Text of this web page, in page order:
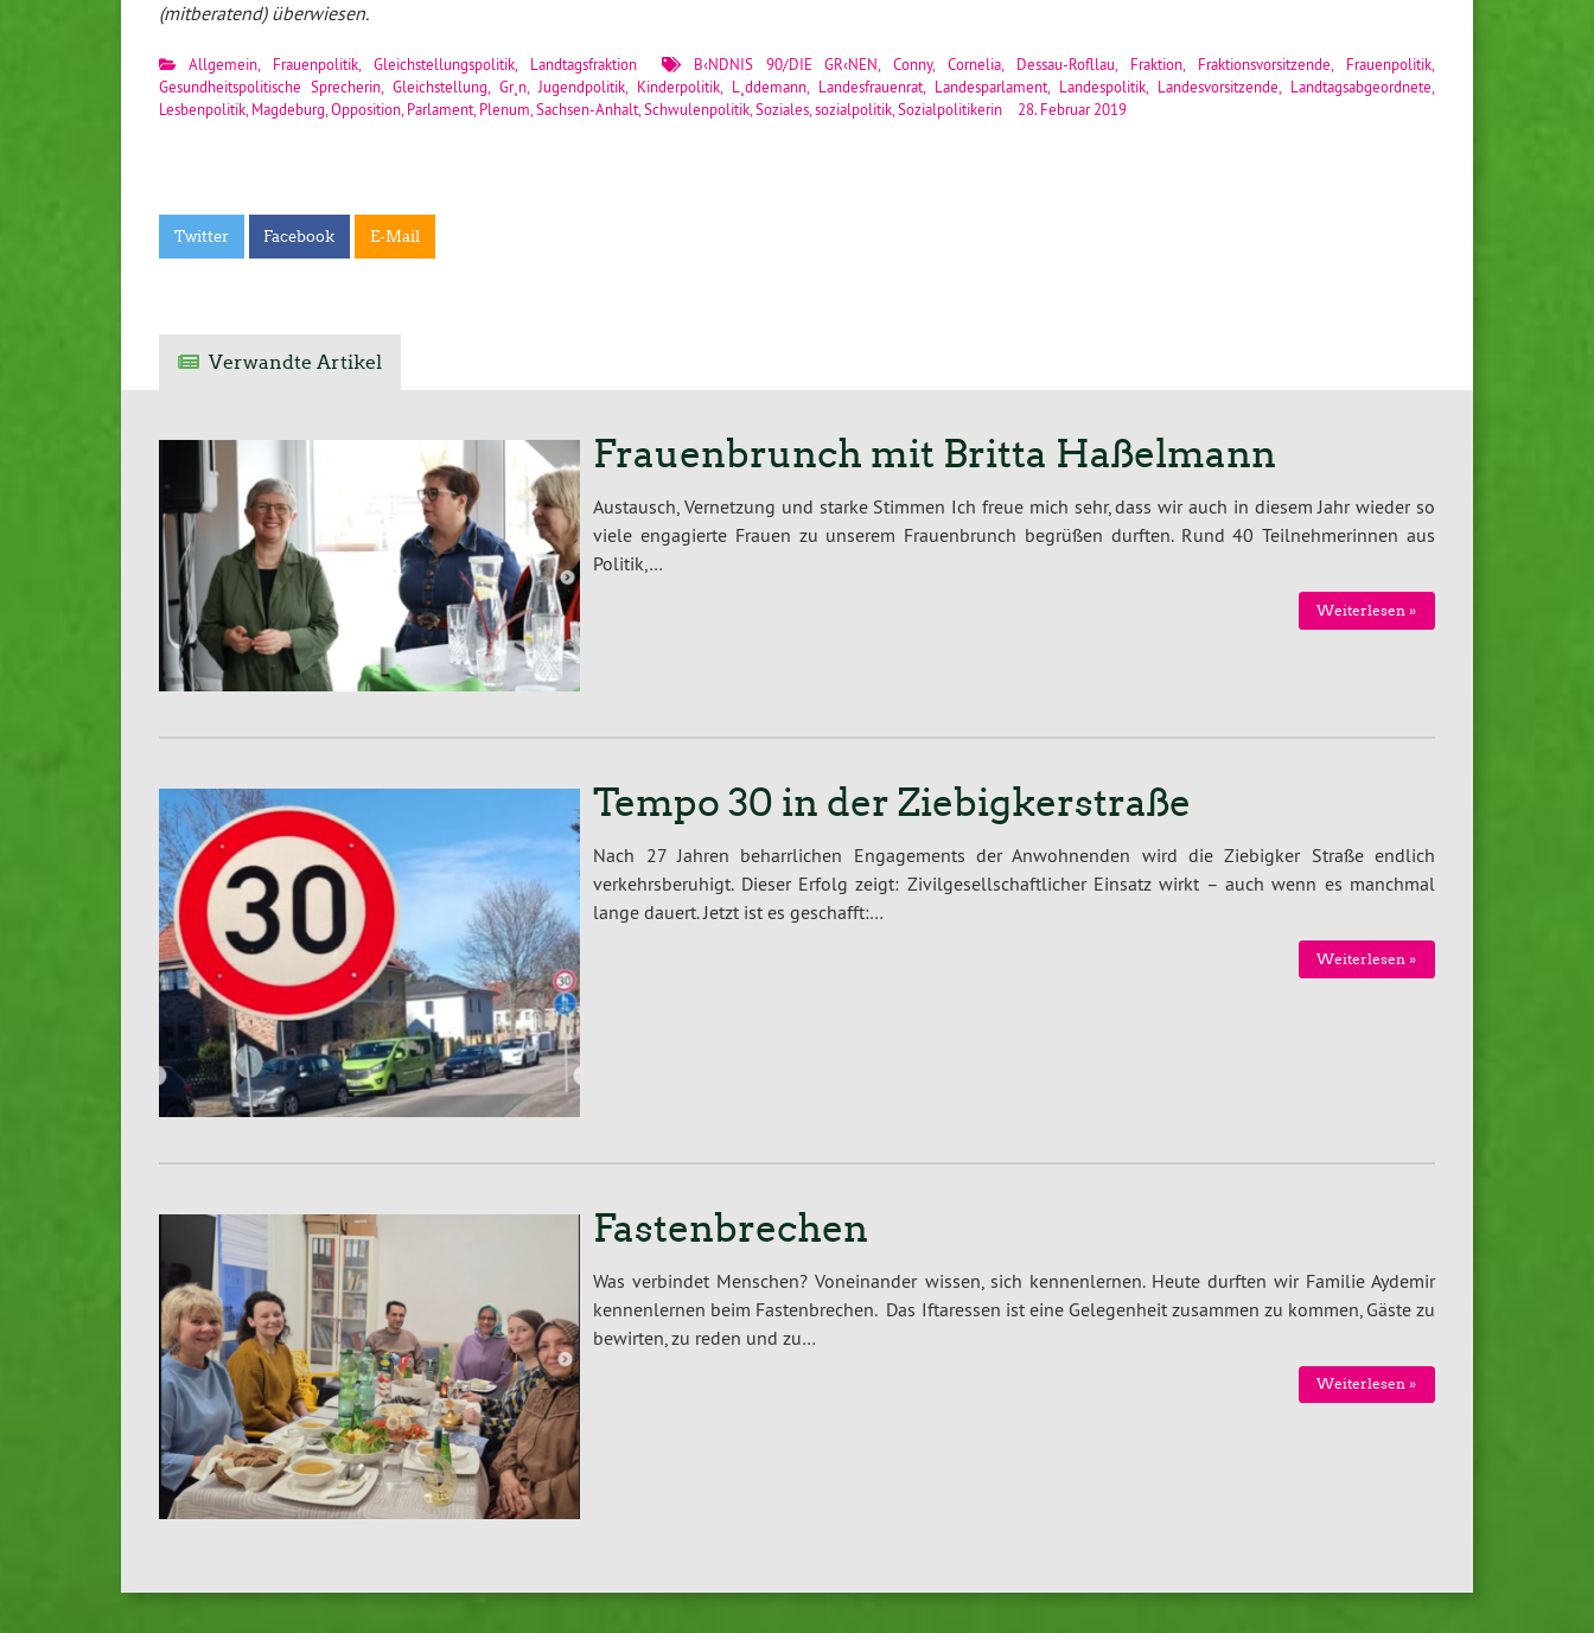
(mitberatend) überwiesen.
Allgemein, Frauenpolitik, Gleichstellungspolitik, Landtagsfraktion B‹NDNIS 90/DIE GR‹NEN ,Conny,Cornelia Dessau-Roﬂlau Fraktion Fraktionsvorsitzende Frauenpolitik
Gesundheitspolitische Sprecherin
Gleichstellung Gr¸n Jugendpolitik Kinderpolitik L¸ddemann Landesfrauenrat Landesparlament Landespolitik Landesvorsitzende Landtagsabgeordnete
Lesbenpolitik Magdeburg Opposition Parlament Plenum Sachsen-Anhalt Schwulenpolitik Soziales sozialpolitik Sozialpolitikerin 28. Februar 2019
Twitter Facebook E-Mail
Verwandte Artikel
Frauenbrunch mit Britta Haßelmann
Austausch, Vernetzung und starke Stimmen Ich freue mich sehr, dass wir auch in diesem Jahr wieder so
viele engagierte Frauen zu unserem Frauenbrunch begrüßen durften. Rund 40 Teilnehmerinnen aus
Politik,…
Weiterlesen »
Tempo 30 in der Ziebigkerstraße
Nach 27 Jahren beharrlichen Engagements der Anwohnenden wird die Ziebigker Straße endlich
verkehrsberuhigt. Dieser Erfolg zeigt: Zivilgesellschaftlicher Einsatz wirkt – auch wenn es manchmal
lange dauert. Jetzt ist es geschafft:…
Weiterlesen »
Fastenbrechen
Was verbindet Menschen? Voneinander wissen, sich kennenlernen. Heute durften wir Familie Aydemir
kennenlernen beim Fastenbrechen. Das Iftaressen ist eine Gelegenheit zusammen zu kommen, Gäste zu
bewirten, zu reden und zu…
Weiterlesen »